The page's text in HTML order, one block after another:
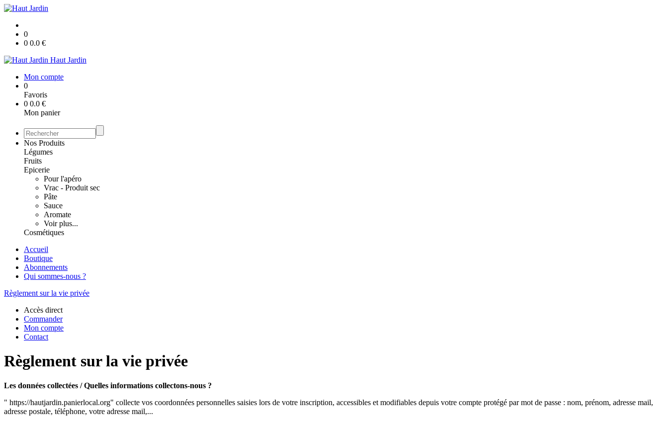
0
0 0.0 €
Haut Jardin
Mon compte
0
Favoris
0 0.0 €
Mon panier
Nos Produits
Légumes
Fruits
Epicerie
Pour l'apéro
Vrac - Produit sec
Pâte
Sauce
Aromate
Voir plus...
Cosmétiques
Accueil
Boutique
Abonnements
Qui sommes-nous ?
Règlement sur la vie privée
Accès direct
Commander
Mon compte
Contact
Règlement sur la vie privée
Les données collectées / Quelles informations collectons-nous ?
" https://hautjardin.panierlocal.org" collecte vos coordonnées personnelles saisies lors de votre inscription, accessibles et modifiables depuis votre compte protégé par mot de passe : nom, prénom, adresse mail,
adresse postale, téléphone, votre adresse mail,...